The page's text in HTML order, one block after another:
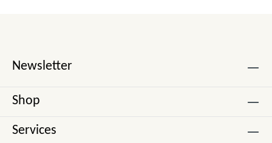
Newsletter
Shop
Services